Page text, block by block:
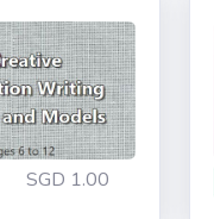
SGD 1.00